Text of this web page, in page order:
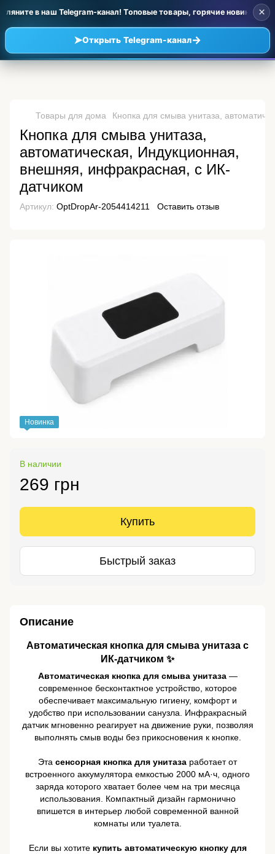
в наш Telegram-канал! Топовые товары, горячие новинки и
➤Открыть Telegram-канал→
×
Товары для дома Кнопка для смыва унитаза,
Кнопка для смыва унитаза,
автоматическая, Индукционная,
внешняя, инфракрасная, с ИК-
датчиком
Артикул: OptDropAr-2054414211 Оставить отзыв
Новинка
В наличии
269 грн
Купить
Быстрый заказ
Описание
Автоматическая кнопка для смыва унитаза с
ИК-датчиком ✨
Автоматическая кнопка для смыва унитаза—
современное бесконтактное устройство, которое
обеспечивает максимальную гигиену, комфорт и
удобство при использовании санузла. Инфракрасный
датчик мгновенно реагирует на движение руки, позволяя
выполнять смыв воды без прикосновения к кнопке.
Эта сенсорная кнопка для унитаза работает от
встроенного аккумулятора емкостью 2000 мА·ч, одного
заряда которого хватает более чем на три месяца
использования. Компактный дизайн гармонично
впишется в интерьер любой современной ванной
комнаты или туалета.
Если вы хотите купить автоматическую кнопку для